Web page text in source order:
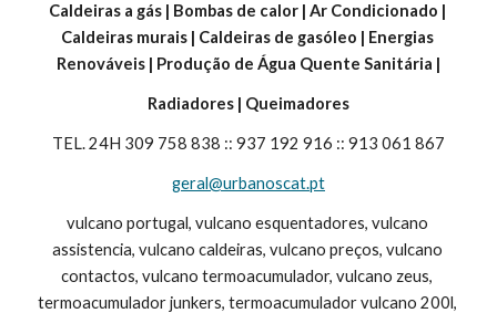
Caldeiras a gás | Bombas de calor | Ar Condicionado |
Caldeiras murais | Caldeiras de gasóleo | Energias
Renováveis | Produção de Água Quente Sanitária |
Radiadores | Queimadores
TEL. 24H 309 758 838 :: 937 192 916 :: 913 061 867
geral@urbanoscat.pt
vulcano portugal, vulcano esquentadores, vulcano
assistencia, vulcano caldeiras, vulcano preços, vulcano
contactos, vulcano termoacumulador, vulcano zeus,
termoacumulador junkers, termoacumulador vulcano 200l,